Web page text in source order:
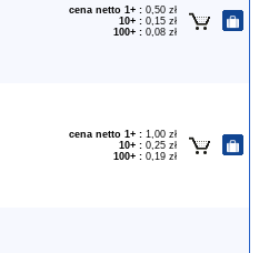
cena netto 1+ : 0,50 zł
10+ : 0,15 zł
100+ : 0,08 zł
cena netto 1+ : 1,00 zł
10+ : 0,25 zł
100+ : 0,19 zł